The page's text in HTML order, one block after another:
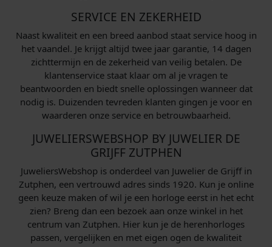
SERVICE EN ZEKERHEID
Naast kwaliteit en een breed aanbod staat service hoog in
het vaandel. Je krijgt altijd twee jaar garantie, 14 dagen
zichttermijn en de zekerheid van veilig betalen. De
klantenservice staat klaar om al je vragen te
beantwoorden en biedt snelle oplossingen wanneer dat
nodig is. Duizenden tevreden klanten gingen je voor en
waarderen onze service en betrouwbaarheid.
JUWELIERSWEBSHOP BY JUWELIER DE
GRIJFF ZUTPHEN
JuweliersWebshop is onderdeel van Juwelier de Grijff in
Zutphen, een vertrouwd adres sinds 1920. Kun je online
geen keuze maken of wil je een horloge eerst in het echt
zien? Breng dan een bezoek aan onze winkel in het
centrum van Zutphen. Hier kun je de herenhorloges
passen, vergelijken en met eigen ogen de kwaliteit